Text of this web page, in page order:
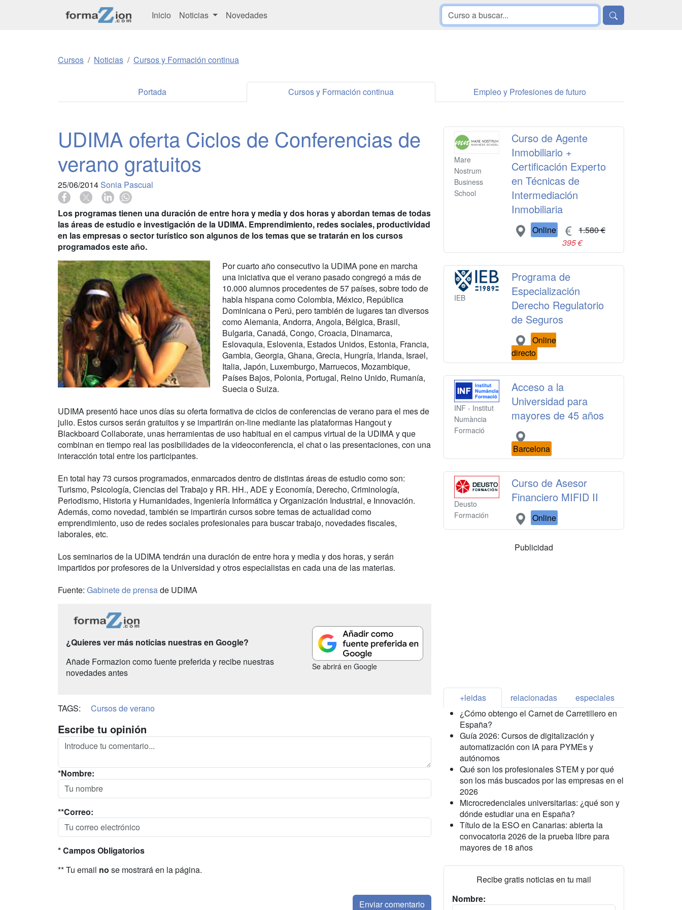
Inicio Noticias Novedades
Cursos Noticias Cursos y Formación continua
Portada Cursos y Formación continua Empleo y Profesiones de futuro
UDIMA oferta Ciclos de Conferencias de
verano gratuitos
25/06/2014 Sonia Pascual
Los programas tienen una duración de entre hora y media y dos horas y abordan temas de todas
las áreas de estudio e investigación de la UDIMA. Emprendimiento, redes sociales, productividad
en las empresas o sector turístico son algunos de los temas que se tratarán en los cursos
programados este año.
Por cuarto año consecutivo la UDIMA pone en marcha
una iniciativa que el verano pasado congregó a más de
10.000 alumnos procedentes de 57 países, sobre todo de
habla hispana como Colombia, México, República
Dominicana o Perú, pero también de lugares tan diversos
como Alemania, Andorra, Angola, Bélgica, Brasil,
Bulgaria, Canadá, Congo, Croacia, Dinamarca,
Eslovaquia, Eslovenia, Estados Unidos, Estonia, Francia,
Gambia, Georgia, Ghana, Grecia, Hungría, Irlanda, Israel,
Italia, Japón, Luxemburgo, Marruecos, Mozambique,
Países Bajos, Polonia, Portugal, Reino Unido, Rumanía,
Suecia o Suiza.
UDIMA presentó hace unos días su oferta formativa de ciclos de conferencias de verano para el mes de
julio. Estos cursos serán gratuitos y se impartirán on-line mediante las plataformas Hangout y
Blackboard Collaborate, unas herramientas de uso habitual en el campus virtual de la UDIMA y que
combinan en tiempo real las posibilidades de la videoconferencia, el chat o las presentaciones, con una
interacción total entre los participantes.
En total hay 73 cursos programados, enmarcados dentro de distintas áreas de estudio como son:
Turismo, Psicología, Ciencias del Trabajo y RR. HH., ADE y Economía, Derecho, Criminología,
Periodismo, Historia y Humanidades, Ingeniería Informática y Organización Industrial, e Innovación.
Además, como novedad, también se impartirán cursos sobre temas de actualidad como
emprendimiento, uso de redes sociales profesionales para buscar trabajo, novedades fiscales,
laborales, etc.
Los seminarios de la UDIMA tendrán una duración de entre hora y media y dos horas, y serán
impartidos por profesores de la Universidad y otros especialistas en cada una de las materias.
Fuente: Gabinete de prensade UDIMA
¿Quieres ver más noticias nuestras en Google?
Añade Formazion como fuente preferida y recibe nuestras
novedades antes
Se abrirá en Google
TAGS: Cursos de verano
Escribe tu opinión
*Nombre:
**Correo:
* Campos Obligatorios
** Tu email no se mostrará en la página.
Mare
Nostrum
Business
School
Curso de Agente
Inmobiliario +
Certificación Experto
en Técnicas de
Intermediación
Inmobiliaria
Online
1.580 €
395 €
IEB
Programa de
Especialización
Derecho Regulatorio
de Seguros
Online
directo
INF - Institut
Numància
Formació
Acceso a la
Universidad para
mayores de 45 años
Barcelona
Deusto
Formación
Curso de Asesor
Financiero MIFID II
Online
Publicidad
+leidas relacionadas
especiales
¿Cómo obtengo el Carnet de Carretillero en
España?
Guía 2026: Cursos de digitalización y
automatización con IA para PYMEs y
autónomos
Qué son los profesionales STEM y por qué
son los más buscados por las empresas en el
2026
Microcredenciales universitarias: ¿qué son y
dónde estudiar una en España?
Título de la ESO en Canarias: abierta la
convocatoria 2026 de la prueba libre para
mayores de 18 años
Recibe gratis noticias en tu mail
Nombre: